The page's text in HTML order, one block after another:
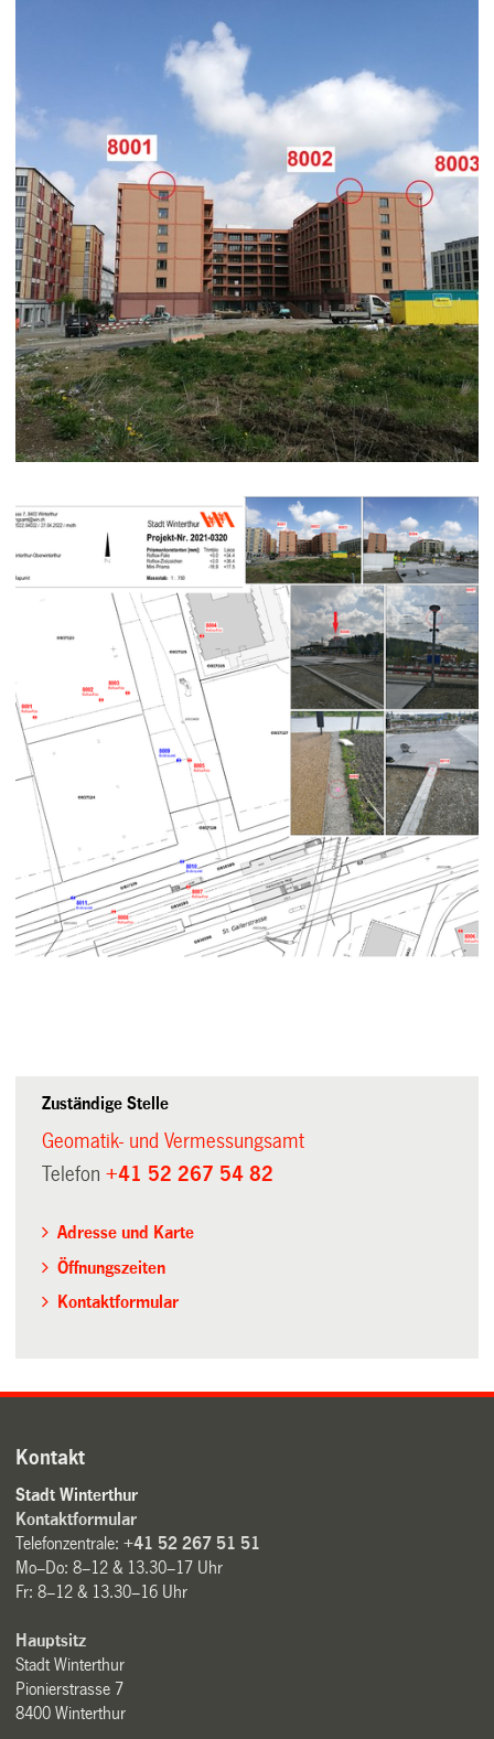
Zuständige Stelle
Geomatik- und Vermessungsamt
Telefon+41 52 267 54 82
Adresse und Karte
Öffnungszeiten
Kontaktformular
Kontakt
Stadt Winterthur
Kontaktformular
Telefonzentrale:+41 52 267 51 51
Mo–Do: 8–12 & 13.30–17 Uhr
Fr: 8–12 & 13.30–16 Uhr
Hauptsitz
Stadt Winterthur
Pionierstrasse 7
8400 Winterthur